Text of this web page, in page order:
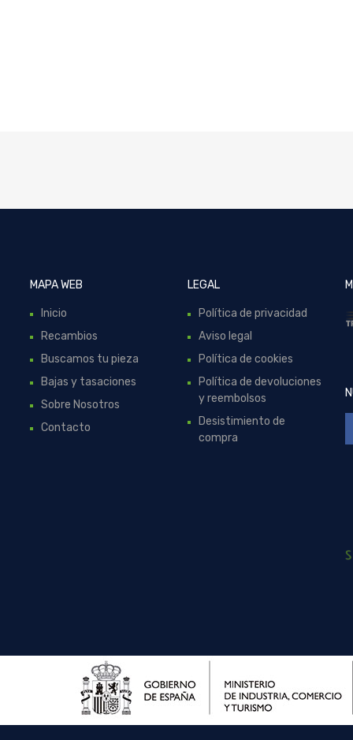
MAPA WEB
Inicio
Recambios
Buscamos tu pieza
Bajas y tasaciones
Sobre Nosotros
Contacto
LEGAL
Política de privacidad
Aviso legal
Política de cookies
Política de devoluciones
y reembolsos
Desistimiento de
compra